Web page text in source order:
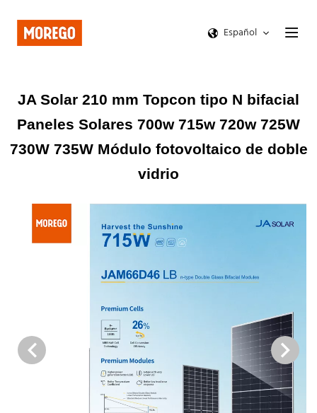
Español
JA Solar 210 mm Topcon tipo N bifacial
Paneles Solares 700w 715w 720w 725W
730W 735W Módulo fotovoltaico de doble
vidrio